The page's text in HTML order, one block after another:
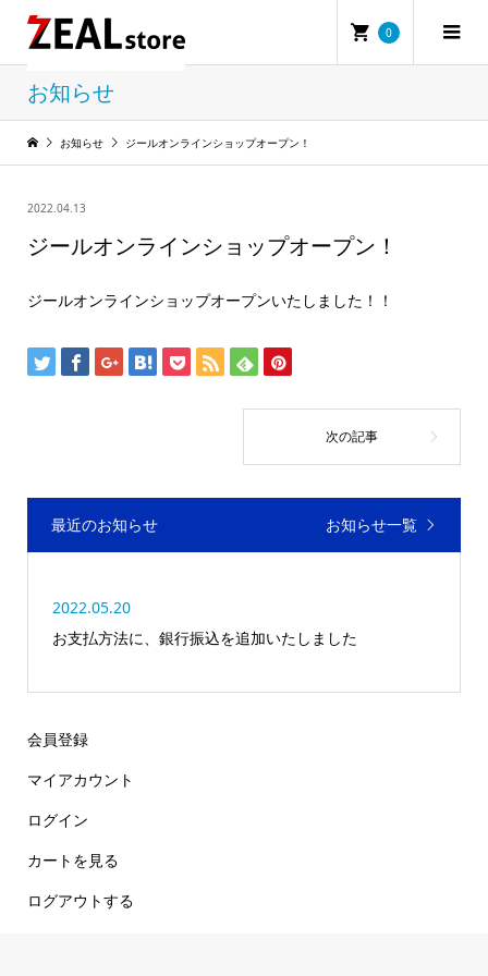
0
お知らせ
お知らせ ジールオンラインショップオープン！
2022.04.13
ジールオンラインショップオープン！
ジールオンラインショップオープンいたしました！！
最近のお知らせ お知らせ一覧
2022.05.20
お支払方法に、銀行振込を追加いたしました
会員登録
マイアカウント
ログイン
カートを見る
ログアウトする